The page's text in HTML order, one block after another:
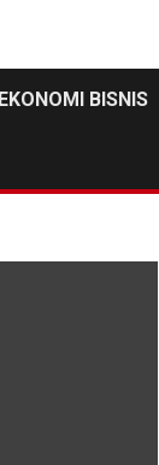
EKONOMI BISNIS